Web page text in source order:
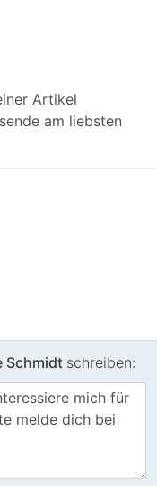
Artikel
am liebsten
Schmidt schreiben: